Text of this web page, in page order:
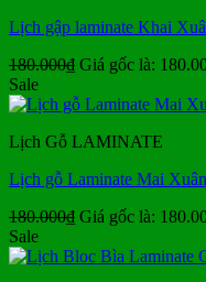
Lịch gập laminate Khai
180.000₫ Giá gốc là:
Sale
Lịch Gỗ LAMINATE
Lịch gỗ Laminate Mai Xuân
180.000₫ Giá gốc là:
Sale